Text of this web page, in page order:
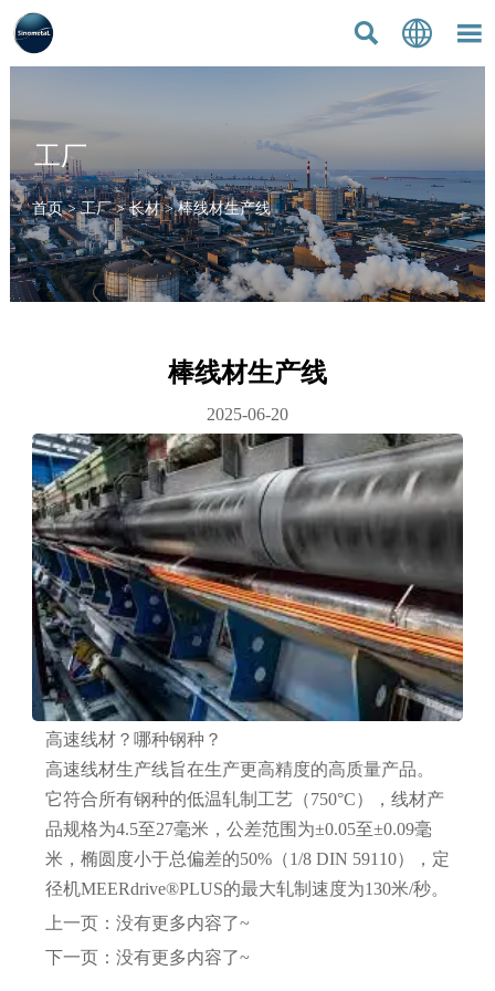
  
工厂
首页>工厂>长材>棒线材生产线
棒线材生产线
2025-06-20
高速线材？哪种钢种？
高速线材生产线旨在生产更高精度的高质量产品。
它符合所有钢种的低温轧制工艺（750°C），线材产
品规格为4.5至27毫米，公差范围为±0.05至±0.09毫
米，椭圆度小于总偏差的50%（1/8 DIN 59110），定
径机MEERdrive®PLUS的最大轧制速度为130米/秒。
上一页：没有更多内容了~
下一页：没有更多内容了~